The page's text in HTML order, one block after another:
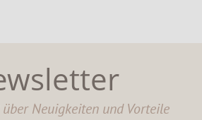
Neuigkeiten und Vorteile